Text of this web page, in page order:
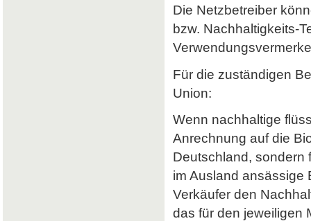
Die Netzbetreiber
bzw. Nachhaltigkeits-
Für die zuständigen
Union:
Wenn nachhaltige
Anrechnung auf die
Deutschland, sondern
im Ausland ansässige
Verkäufer den
das für den jeweiligen